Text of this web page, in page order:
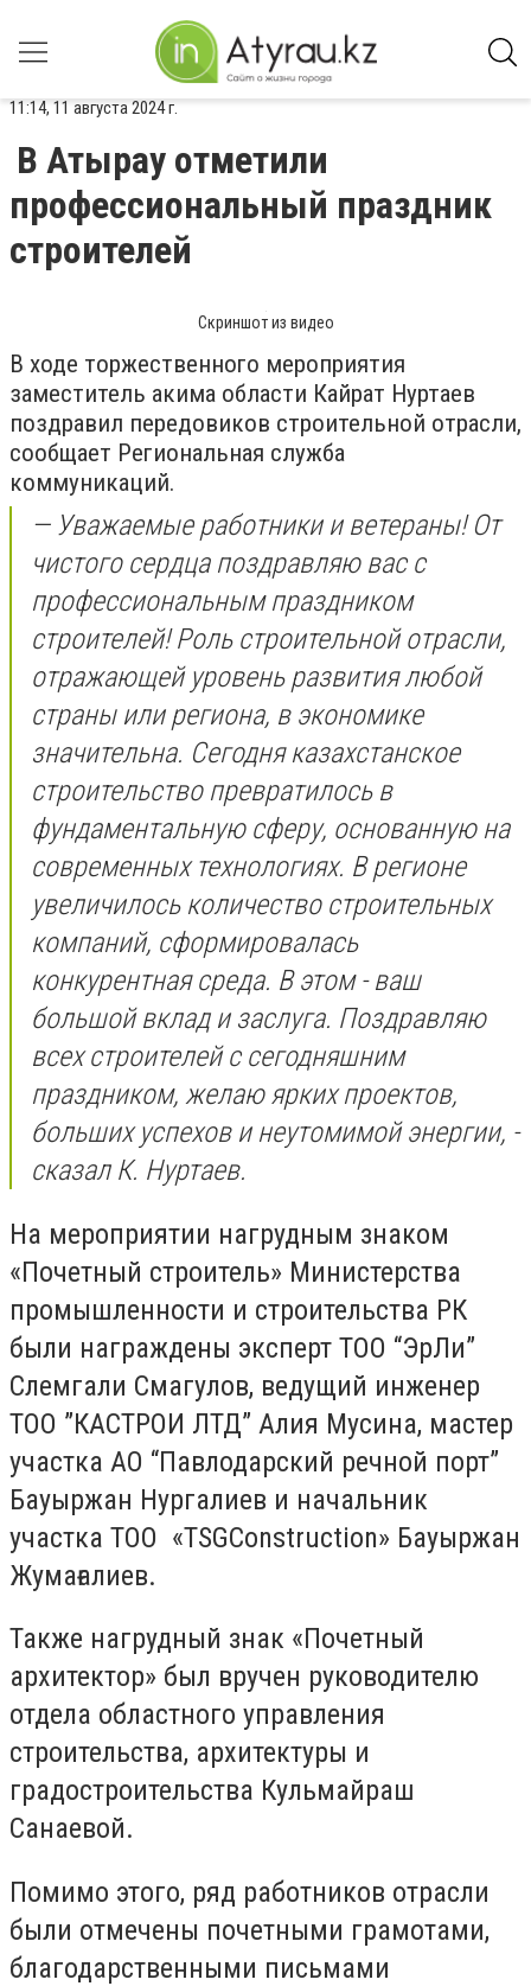
11:14, 11 августа 2024 г.
В Атырау отметили
профессиональный праздник
строителей
Скриншот из видео
В ходе торжественного мероприятия
заместитель акима области Кайрат Нуртаев
поздравил передовиков строительной отрасли,
сообщает Региональная служба
коммуникаций.
— Уважаемые работники и ветераны! От
чистого сердца поздравляю вас с
профессиональным праздником
строителей! Роль строительной отрасли,
отражающей уровень развития любой
страны или региона, в экономике
значительна. Сегодня казахстанское
строительство превратилось в
фундаментальную сферу, основанную на
современных технологиях. В регионе
увеличилось количество строительных
компаний, сформировалась
конкурентная среда. В этом - ваш
большой вклад и заслуга. Поздравляю
всех строителей с сегодняшним
праздником, желаю ярких проектов,
больших успехов и неутомимой энергии, -
сказал К. Нуртаев.
На мероприятии нагрудным знаком
«Почетный строитель» Министерства
промышленности и строительства РК
были награждены эксперт ТОО “ЭрЛи”
Слемгали Смагулов, ведущий инженер
ТОО ”КАСТРОИ ЛТД” Алия Мусина, мастер
участка АО “Павлодарский речной порт”
Бауыржан Нургалиев и начальник
участка ТОО «TSGConstruction» Бауыржан
Жумағалиев.
Также нагрудный знак «Почетный
архитектор» был вручен руководителю
отдела областного управления
строительства, архитектуры и
градостроительства Кульмайраш
Санаевой.
Помимо этого, ряд работников отрасли
были отмечены почетными грамотами,
благодарственными письмами